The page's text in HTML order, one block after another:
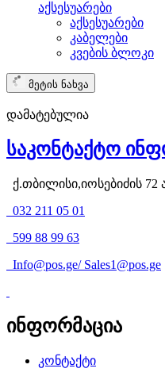
აქსესუარები
აქსესუარები
კაბელები
კვების ბლოკი
მეტის ნახვა
დამატებულია
საკონტაქტო
ქ.თბილისი,იოსებიძის 72
032 211 05 01
599 88 99 63
Info@pos.ge/ Sales1@pos.ge
ინფორმაცია
კონტაქტი